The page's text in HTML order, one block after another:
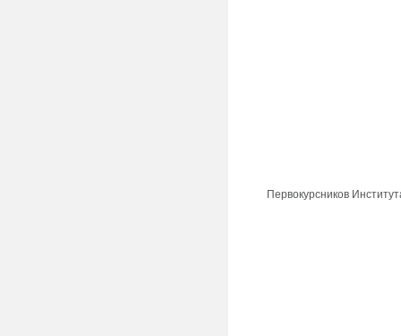
Первокурсников